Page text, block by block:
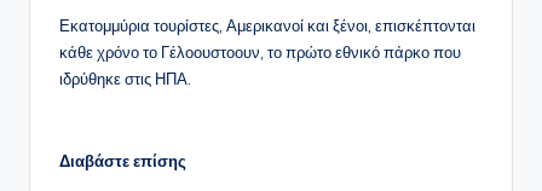
Εκατομμύρια τουρίστες, Αμερικανοί και ξένοι, επισκέπτονται
κάθε χρόνο το Γέλοουστοουν, το πρώτο εθνικό πάρκο που
ιδρύθηκε στις ΗΠΑ.
Διαβάστε επίσης